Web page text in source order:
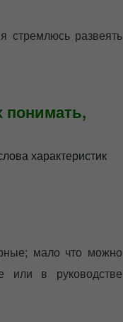
стремлюсь развеять
понимать,
характеристик
мало что можно
или в руководстве